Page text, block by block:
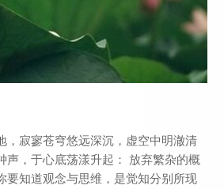
，寂寥苍穹悠远深沉，虚空中明澈清
声，于心底荡漾升起： 放弃繁杂的概
要知道观念与思维，是觉知分别所现